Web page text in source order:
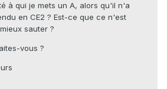
à qui je mets un A, alors qu'il n'a
en CE2 ? Est-ce que ce n'est
sauter ?
vous ?